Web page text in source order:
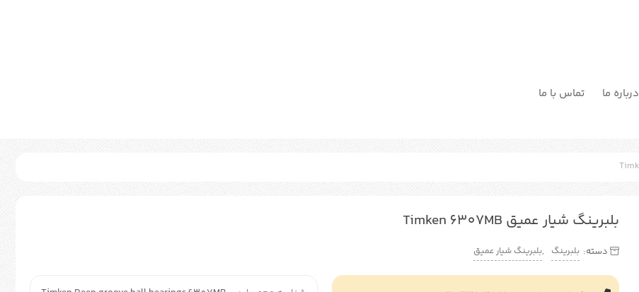
درباره ما تماس با ما
بلبرینگ شیار عمیق Timken 6307MB
دسته: بلبرینگ ,بلبرینگ شیار عمیق